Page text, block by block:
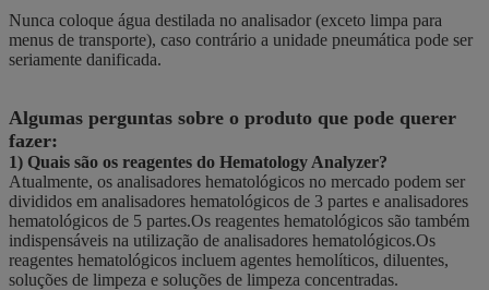
Nunca coloque água destilada no analisador (exceto limpa para
menus de transporte), caso contrário a unidade pneumática pode ser
seriamente danificada.
Algumas perguntas sobre o produto que pode querer
fazer:
1) Quais são os reagentes do Hematology Analyzer?
Atualmente, os analisadores hematológicos no mercado podem ser
divididos em analisadores hematológicos de 3 partes e analisadores
hematológicos de 5 partes.Os reagentes hematológicos são também
indispensáveis na utilização de analisadores hematológicos.Os
reagentes hematológicos incluem agentes hemolíticos, diluentes,
soluções de limpeza e soluções de limpeza concentradas.